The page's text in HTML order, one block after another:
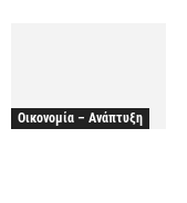
Οικονομία – Ανάπτυξη